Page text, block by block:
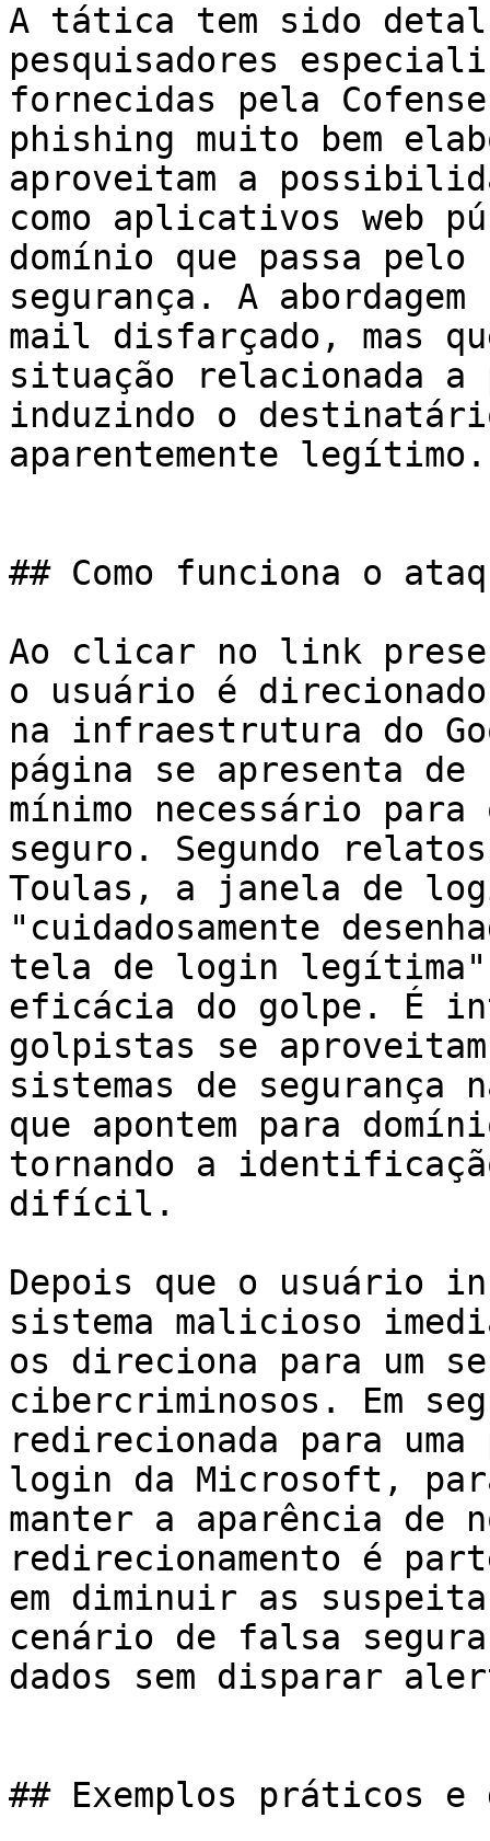
A tática tem sido
pesquisadores
fornecidas pela
phishing muito bem
aproveitam a
como aplicativos web
domínio que passa
segurança. A
mail disfarçado, mas
situação relacionada a
induzindo o
aparentemente legítimo.
## Como funciona o
Ao clicar no link
o usuário é direcionado
na infraestrutura do
página se apresenta
mínimo necessário
seguro. Segundo
Toulas, a janela de
"cuidadosamente
tela de login
eficácia do golpe. É
golpistas se
sistemas de segurança
que apontem para
tornando a
difícil.
Depois que o usuário
sistema malicioso
os direciona para um
cibercriminosos. Em
redirecionada para
login da Microsoft,
manter a aparência de
redirecionamento é
em diminuir as
cenário de falsa
dados sem disparar
## Exemplos práticos